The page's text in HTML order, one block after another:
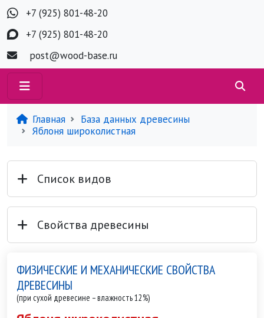
+7 (925) 801-48-20
+7 (925) 801-48-20
post@wood-base.ru
Главная
База данных древесины
Яблоня широколистная
Список видов
Свойства древесины
ФИЗИЧЕСКИЕ И МЕХАНИЧЕСКИЕ СВОЙСТВА
ДРЕВЕСИНЫ
(при сухой древесине – влажность 12%)